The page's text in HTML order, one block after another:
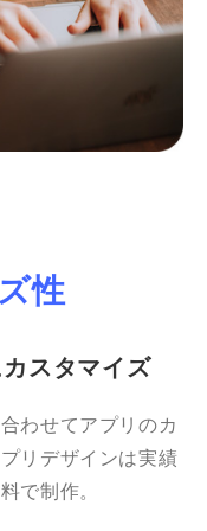
性
スタマイズ
わせてアプリのカ
リデザインは実績
で制作。